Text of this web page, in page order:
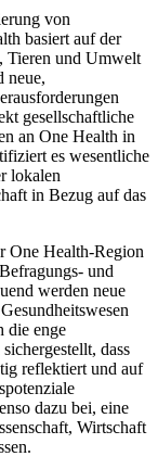
von
basiert auf der
Tieren und Umwelt
neue,
gesellschaftliche
an One Health in
es wesentliche
lokalen
in Bezug auf das
One Health-Region
und
werden neue
die enge
dass
reflektiert und auf
dazu bei, eine
Wirtschaft